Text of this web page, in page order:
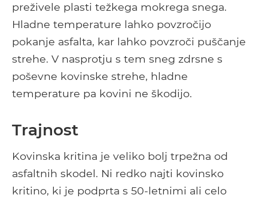
preživele plasti težkega mokrega snega.
Hladne temperature lahko povzročijo
pokanje asfalta, kar lahko povzroči puščanje
strehe. V nasprotju s tem sneg zdrsne s
poševne kovinske strehe, hladne
temperature pa kovini ne škodijo.
Trajnost
Kovinska kritina je veliko bolj trpežna od
asfaltnih skodel. Ni redko najti kovinsko
kritino, ki je podprta s 50-letnimi ali celo